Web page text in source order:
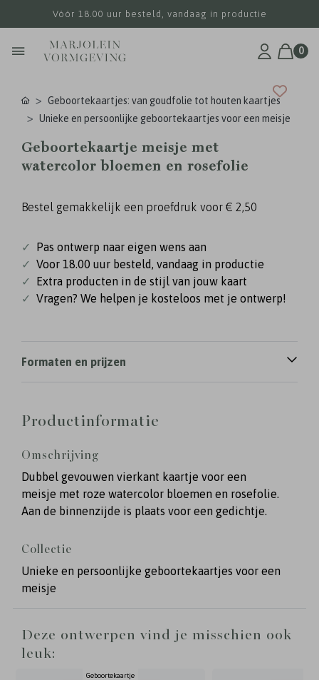
Vóór 18.00 uur besteld, vandaag in productie
0
Geboortekaartjes: van goudfolie tot houten kaartjes
Unieke en persoonlijke geboortekaartjes voor een meisje
Geboortekaartje meisje met
watercolor bloemen en rosefolie
Bestel gemakkelijk een proefdruk voor € 2,50
✓
Pas ontwerp naar eigen wens aan
✓ Voor 18.00 uur besteld, vandaag in productie
✓
Extra producten in de stijl van jouw kaart
✓ Vragen? We helpen je kosteloos met je ontwerp!
Formaten en prijzen
Productinformatie
Omschrijving
Dubbel gevouwen vierkant kaartje voor een
meisje met roze watercolor bloemen en rosefolie.
Aan de binnenzijde is plaats voor een gedichtje.
Collectie
Unieke en persoonlijke geboortekaartjes voor een
meisje
Deze ontwerpen vind je misschien ook
leuk:
Geboortekaartje